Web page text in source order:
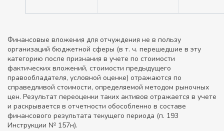
Финансовые вложения для отчуждения не в пользу
организаций бюджетной сферы (в т. ч. перешедшие в эту
категорию после признания в учете по стоимости
фактических вложений, стоимости предыдущего
правообладателя, условной оценке) отражаются по
справедливой стоимости, определяемой методом рыночных
цен. Результат переоценки таких активов отражается в учете
и раскрывается в отчетности обособленно в составе
финансового результата текущего периода (п. 193
Инструкции № 157н).